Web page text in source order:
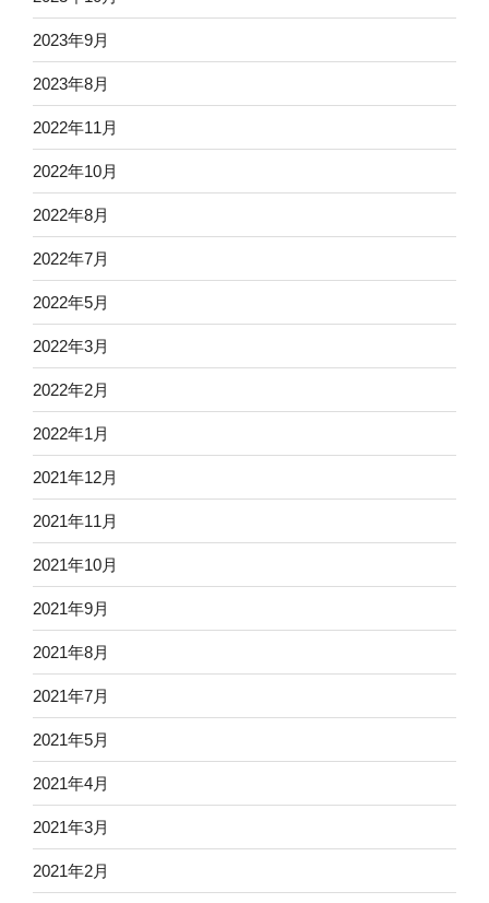
2023年9月
2023年8月
2022年11月
2022年10月
2022年8月
2022年7月
2022年5月
2022年3月
2022年2月
2022年1月
2021年12月
2021年11月
2021年10月
2021年9月
2021年8月
2021年7月
2021年5月
2021年4月
2021年3月
2021年2月